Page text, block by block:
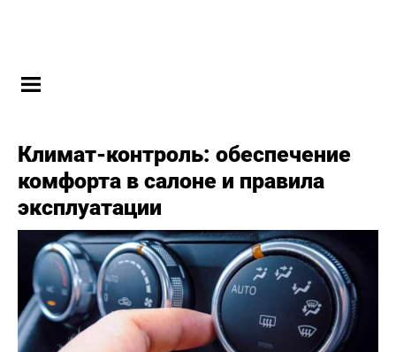
Климат-контроль: обеспечение
комфорта в салоне и правила
эксплуатации